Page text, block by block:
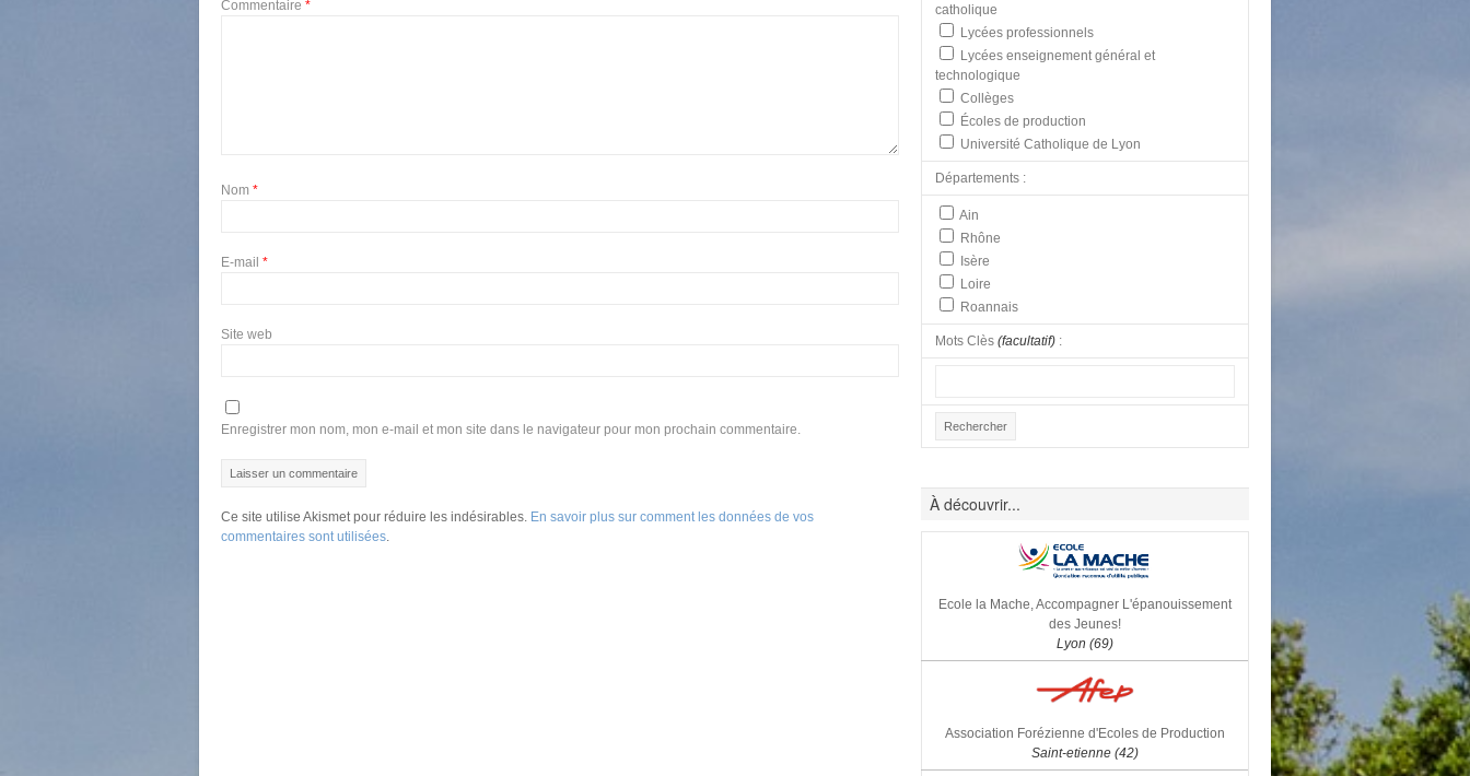
Commentaire *
Nom *
E-mail *
Site web
Enregistrer mon nom, mon e-mail et mon site dans le navigateur pour mon prochain commentaire.
Ce site utilise Akismet pour réduire les indésirables. En savoir plus sur comment les données de vos
commentaires sont utilisées.
catholique
Lycées professionnels
Lycées enseignement général et
technologique
Collèges
Écoles de production
Université Catholique de Lyon
Départements :
Ain
Rhône
Isère
Loire
Roannais
Mots Clès(facultatif) :
À découvrir...
Ecole la Mache, Accompagner L'épanouissement
des Jeunes!
Lyon (69)
Association Forézienne d'Ecoles de Production
Saint-etienne (42)